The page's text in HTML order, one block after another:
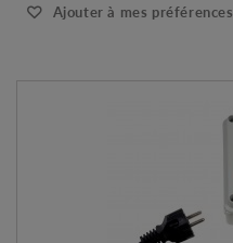
Ajouter à mes préférences